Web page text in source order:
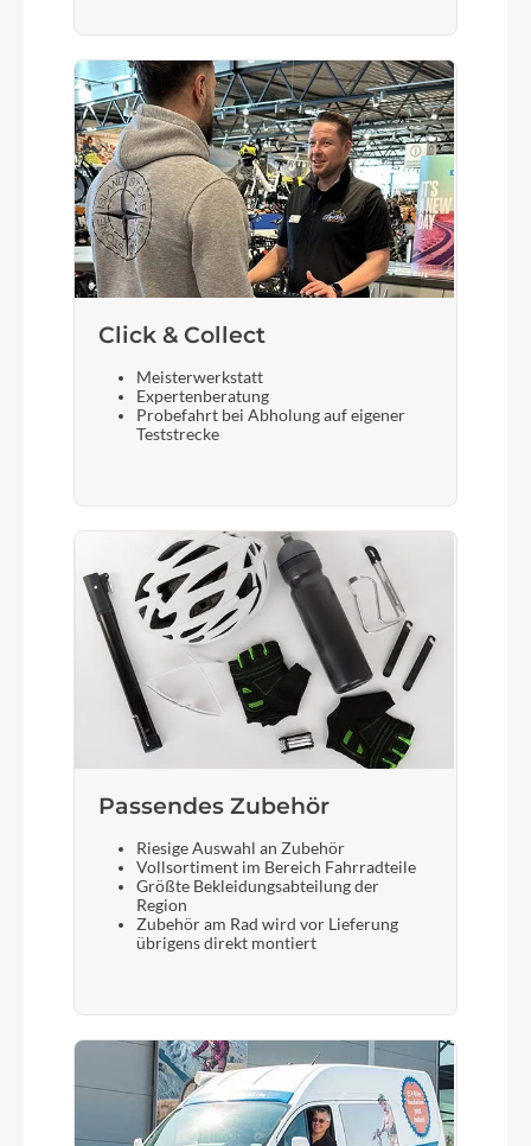
Click & Collect
Meisterwerkstatt
Expertenberatung
Probefahrt bei Abholung auf eigener
Teststrecke
Passendes Zubehör
Riesige Auswahl an Zubehör
Vollsortiment im Bereich Fahrradteile
Größte Bekleidungsabteilung der
Region
Zubehör am Rad wird vor Lieferung
übrigens direkt montiert